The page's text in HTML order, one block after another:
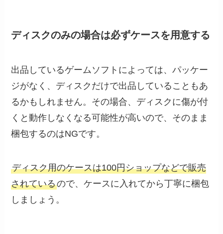
ディスクのみの場合は必ずケースを用意する
出品しているゲームソフトによっては、パッケー
ジがなく、ディスクだけで出品していることもあ
るかもしれません。その場合、ディスクに傷が付
くと動作しなくなる可能性が高いので、そのまま
梱包するのはNGです。
ディスク用のケースは100円ショップなどで販売
されているので、ケースに入れてから丁寧に梱包
しましょう。